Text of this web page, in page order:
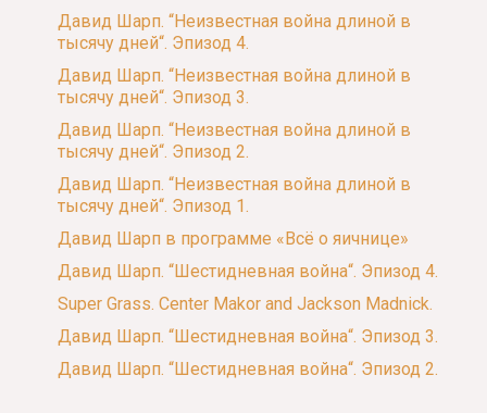
Давид Шарп. “Неизвестная война длиной в
тысячу дней“. Эпизод 4.
Давид Шарп. “Неизвестная война длиной в
тысячу дней“. Эпизод 3.
Давид Шарп. “Неизвестная война длиной в
тысячу дней“. Эпизод 2.
Давид Шарп. “Неизвестная война длиной в
тысячу дней“. Эпизод 1.
Давид Шарп в программе «Всё о яичнице»
Давид Шарп. “Шестидневная война“. Эпизод 4.
Super Grass. Center Makor and Jackson Madnick.
Давид Шарп. “Шестидневная война“. Эпизод 3.
Давид Шарп. “Шестидневная война“. Эпизод 2.